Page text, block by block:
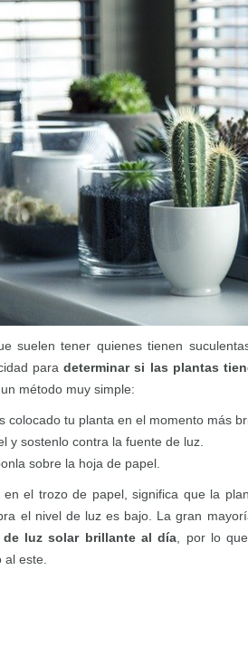
suelen tener quienes tienen
paradeterminar si las plantas
método muy simple:
colocado tu planta en el momento más
y sostenlo contra la fuente de luz.
sobre la hoja de papel.
el trozo de papel, significa que la
el nivel de luz es bajo. La gran
luz solar brillante al día , por lo
este.